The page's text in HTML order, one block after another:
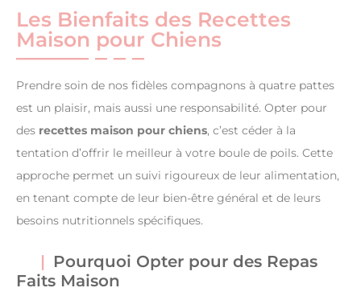
Les Bienfaits des Recettes
Maison pour Chiens
Prendre soin de nos fidèles compagnons à quatre pattes
est un plaisir, mais aussi une responsabilité. Opter pour
des recettes maison pour chiens, c’est céder à la
tentation d’offrir le meilleur à votre boule de poils. Cette
approche permet un suivi rigoureux de leur alimentation,
en tenant compte de leur bien-être général et de leurs
besoins nutritionnels spécifiques.
Pourquoi Opter pour des Repas
Faits Maison